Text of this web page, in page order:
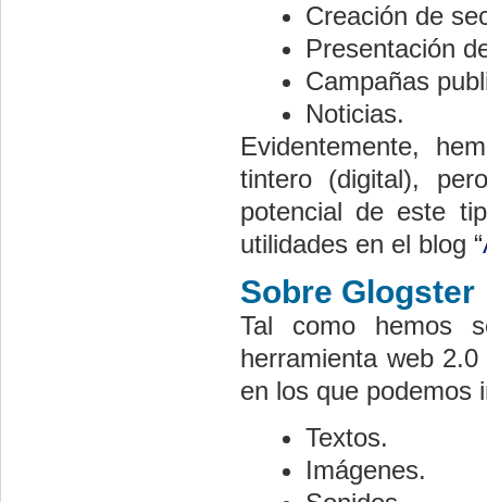
Creación de
Presentación
Campañas
Noticias.
Evidentemente,
tintero (digital),
potencial de este
utilidades en el blog “
Sobre Glogster
Tal como hemos
herramienta web
en los que podemos
Textos.
Imágenes.